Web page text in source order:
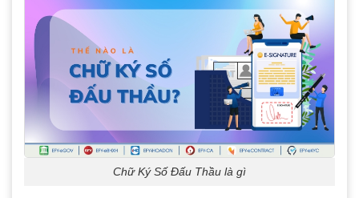
Chữ Ký Số Đấu Thầu là gì